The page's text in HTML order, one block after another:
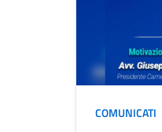
COMUNICATI